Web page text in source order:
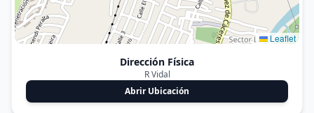
Leaflet
Dirección Física
R Vidal
Abrir Ubicación